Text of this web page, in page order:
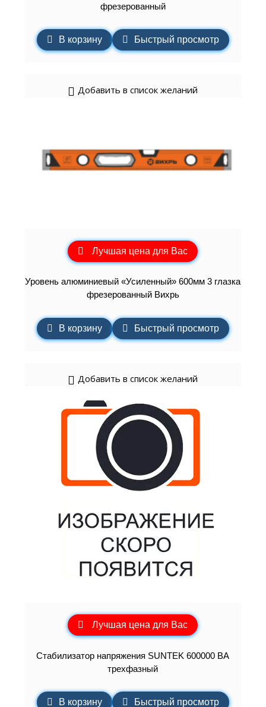
фрезерованный
В корзину Быстрый просмотр
Добавить в список желаний
Лучшая цена для Вас
Уровень алюминиевый «Усиленный» 600мм 3 глазка
фрезерованный Вихрь
В корзину Быстрый просмотр
Добавить в список желаний
Лучшая цена для Вас
Стабилизатор напряжения SUNTEK 600000 ВА
трехфазный
В корзину Быстрый просмотр